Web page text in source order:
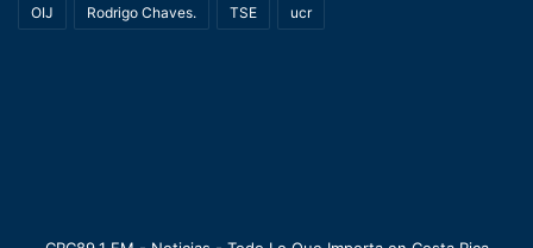
OIJ Rodrigo Chaves. TSE ucr